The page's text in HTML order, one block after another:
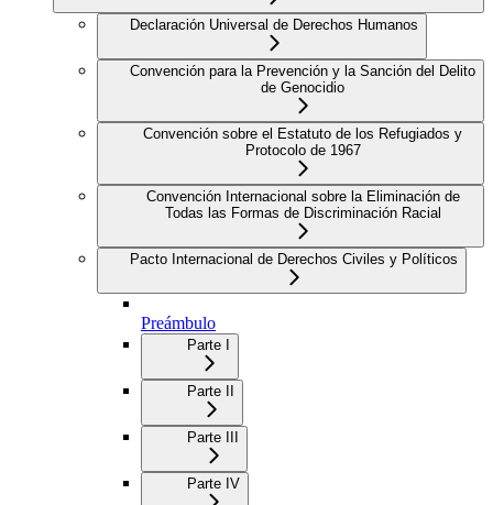
Declaración Universal de Derechos Humanos
Convención para la Prevención y la Sanción del Delito
de Genocidio
Convención sobre el Estatuto de los Refugiados y
Protocolo de 1967
Convención Internacional sobre la Eliminación de
Todas las Formas de Discriminación Racial
Pacto Internacional de Derechos Civiles y Políticos
Preámbulo
Parte I
Parte II
Parte III
Parte IV